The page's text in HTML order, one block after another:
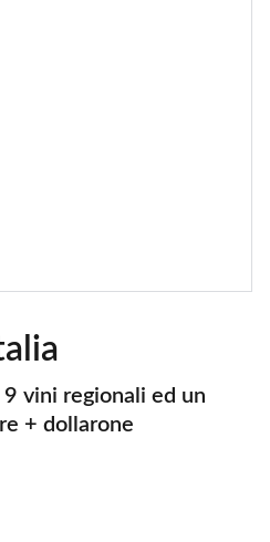
vini regionali ed un
+ dollarone